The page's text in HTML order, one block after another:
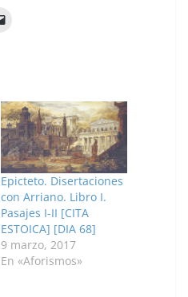
Epicteto. Disertaciones
con Arriano. Libro I.
Pasajes I-II [CITA
ESTOICA] [DIA 68]
9 marzo, 2017
En «Aforismos»